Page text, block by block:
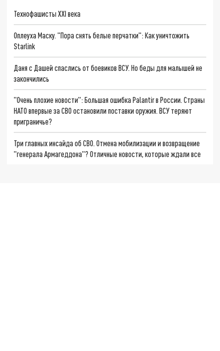
Технофашисты XXI века
Оплеуха Маску. "Пора снять белые перчатки": Как уничтожить
Starlink
Даня с Дашей спаслись от боевиков ВСУ. Но беды для малышей не
закончились
"Очень плохие новости": Большая ошибка Palantir в России. Страны
НАТО впервые за СВО остановили поставки оружия. ВСУ теряют
приграничье?
Три главных инсайда об СВО. Отмена мобилизации и возвращение
"генерала Армагеддона"? Отличные новости, которые ждали все